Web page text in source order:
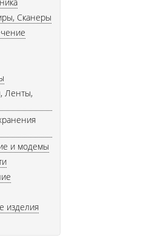
Сканеры
Ленты,
и модемы
изделия